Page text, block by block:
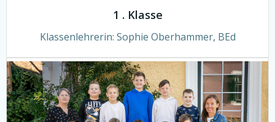
1 . Klasse
Klassenlehrerin: Sophie Oberhammer, BEd